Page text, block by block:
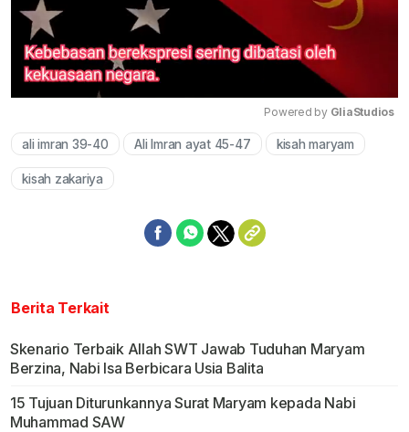
Mute
Powered by GliaStudios
ali imran 39-40 Ali Imran ayat 45-47 kisah maryam
kisah zakariya
Berita Terkait
Skenario Terbaik Allah SWT Jawab Tuduhan Maryam
Berzina, Nabi Isa Berbicara Usia Balita
15 Tujuan Diturunkannya Surat Maryam kepada Nabi
Muhammad SAW